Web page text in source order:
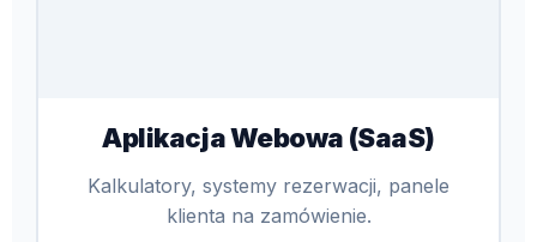
Aplikacja Webowa (SaaS)
Kalkulatory, systemy rezerwacji, panele
klienta na zamówienie.